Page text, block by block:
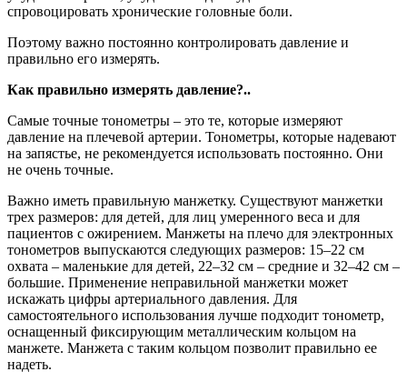
спровоцировать хронические головные боли.
Поэтому важно постоянно контролировать давление и
правильно его измерять.
Как правильно измерять давление?..
Самые точные тонометры – это те, которые измеряют
давление на плечевой артерии. Тонометры, которые надевают
на запястье, не рекомендуется использовать постоянно. Они
не очень точные.
Важно иметь правильную манжетку. Существуют манжетки
трех размеров: для детей, для лиц умеренного веса и для
пациентов с ожирением. Манжеты на плечо для электронных
тонометров выпускаются следующих размеров: 15–22 см
охвата – маленькие для детей, 22–32 см – средние и 32–42 см –
большие. Применение неправильной манжетки может
искажать цифры артериального давления. Для
самостоятельного использования лучше подходит тонометр,
оснащенный фиксирующим металлическим кольцом на
манжете. Манжета с таким кольцом позволит правильно ее
надеть.